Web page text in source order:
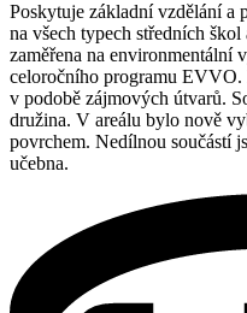
Poskytuje základní vzdělání a
na všech typech středních
zaměřena na environmentální
celoročního programu
v podobě zájmových útvarů.
družina. V areálu bylo nově
povrchem. Nedílnou součástí
učebna.